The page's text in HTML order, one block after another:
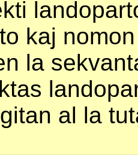
kaj
la
al la